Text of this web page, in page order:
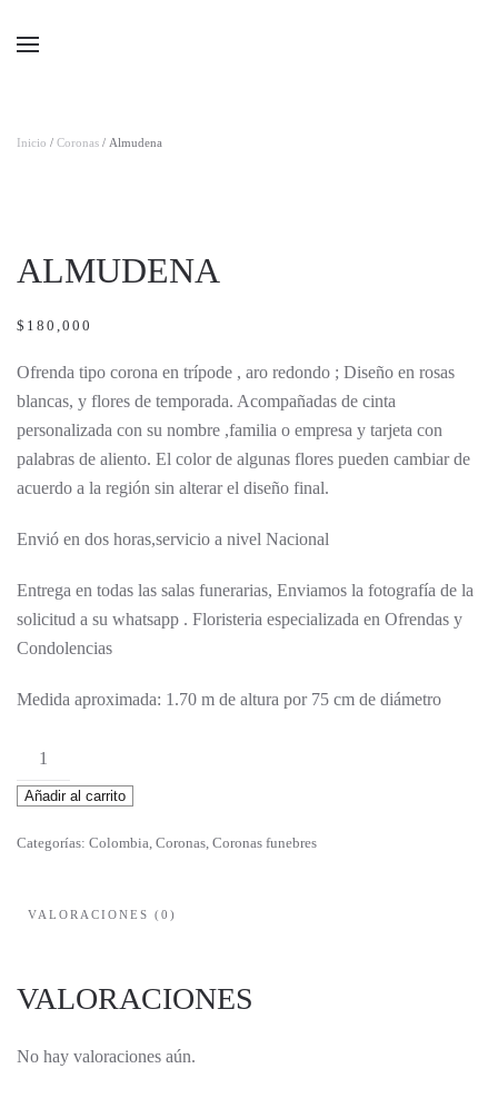
Inicio / Coronas / Almudena
ALMUDENA
$ 180,000
Ofrenda tipo corona en trípode , aro redondo ; Diseño en rosas
blancas, y flores de temporada. Acompañadas de cinta
personalizada con su nombre ,familia o empresa y tarjeta con
palabras de aliento. El color de algunas flores pueden cambiar de
acuerdo a la región sin alterar el diseño final.
Envió en dos horas,servicio a nivel Nacional
Entrega en todas las salas funerarias, Enviamos la fotografía de la
solicitud a su whatsapp . Floristeria especializada en Ofrendas y
Condolencias
Medida aproximada: 1.70 m de altura por 75 cm de diámetro
Almudena
cantidad
Añadir al carrito
Categorías: Colombia, Coronas, Coronas funebres
VALORACIONES (0)
VALORACIONES
No hay valoraciones aún.